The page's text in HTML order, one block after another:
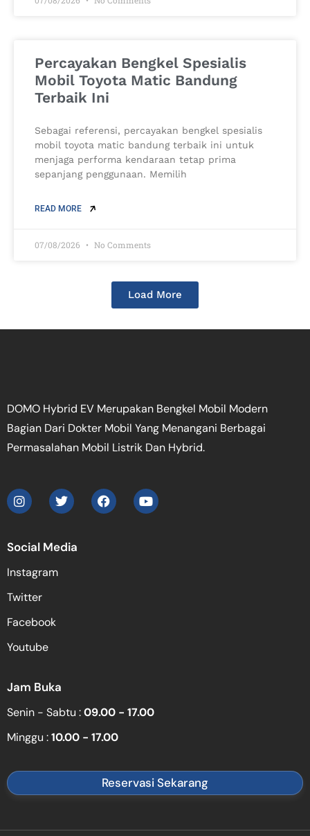
Percayakan Bengkel Spesialis
Mobil Toyota Matic Bandung
Terbaik Ini
Sebagai referensi, percayakan bengkel spesialis
mobil toyota matic bandung terbaik ini untuk
menjaga performa kendaraan tetap prima
sepanjang penggunaan. Memilih
READ MORE
07/08/2026 No Comments
Load More
DOMO Hybrid EV Merupakan Bengkel Mobil Modern
Bagian Dari Dokter Mobil Yang Menangani Berbagai
Permasalahan Mobil Listrik Dan Hybrid.
Social Media
Instagram
Twitter
Facebook
Youtube
Jam Buka
Senin - Sabtu :09.00 - 17.00
Minggu :10.00 - 17.00
Reservasi Sekarang